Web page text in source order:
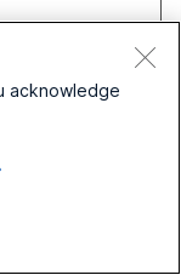
acknowledge